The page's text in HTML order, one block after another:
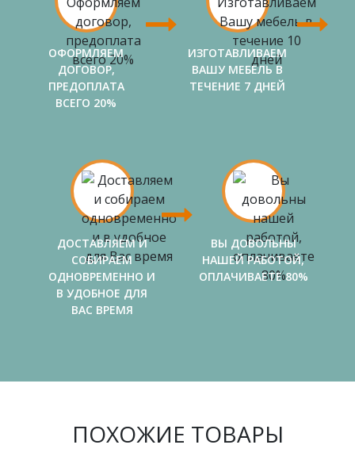
ОФОРМЛЯЕМ
ДОГОВОР,
ПРЕДОПЛАТА
ВСЕГО 20%
ИЗГОТАВЛИВАЕМ
ВАШУ МЕБЕЛЬ В
ТЕЧЕНИЕ 7 ДНЕЙ
ДОСТАВЛЯЕМ И
СОБИРАЕМ
ОДНОВРЕМЕННО И
В УДОБНОЕ ДЛЯ
ВАС ВРЕМЯ
ВЫ ДОВОЛЬНЫ
НАШЕЙ РАБОТОЙ,
ОПЛАЧИВАЕТЕ 80%
ПОХОЖИЕ ТОВАРЫ